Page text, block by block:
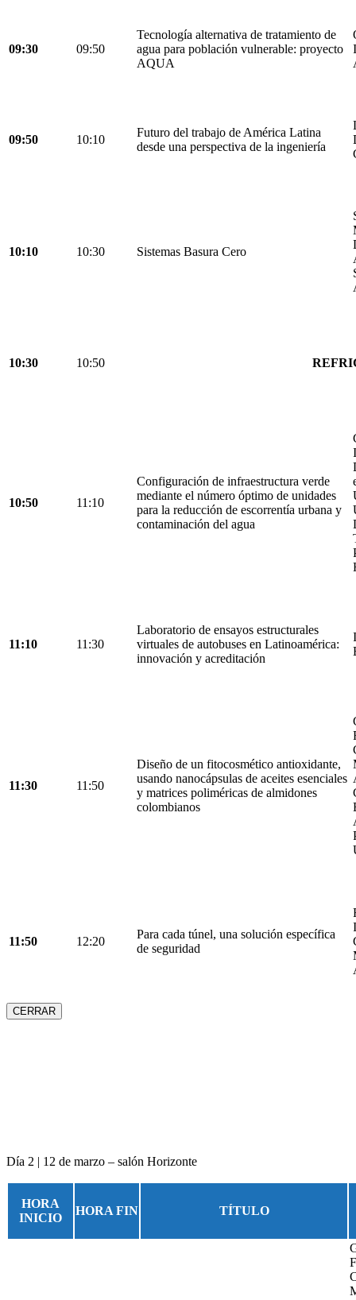
09:30 09:50
Tecnología alternativa de tratamiento de
agua para población vulnerable: proyecto
AQUA
09:50 10:10
Futuro del trabajo de América Latina
desde una perspectiva de la ingeniería
10:10 10:30 Sistemas Basura Cero
10:30 10:50
10:50 11:10
Configuración de infraestructura verde
mediante el número óptimo de unidades
para la reducción de escorrentía urbana y
contaminación del agua
11:10 11:30
Laboratorio de ensayos estructurales
virtuales de autobuses en Latinoamérica:
innovación y acreditación
11:30 11:50
Diseño de un fitocosmético antioxidante,
usando nanocápsulas de aceites esenciales
y matrices poliméricas de almidones
colombianos
11:50 12:20
Para cada túnel, una solución específica
de seguridad
CERRAR
Día 2 | 12 de marzo – salón Horizonte
HORA
INICIO
HORA FIN TÍTULO